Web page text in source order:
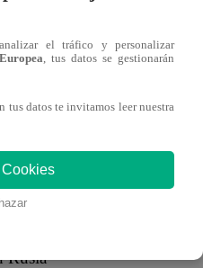
que otorga el programa,
quien luego de
la compañía de los
la ruleta de ‘El último
2018 revisando el video.
Rusia
el tráfico y personalizar
, tus datos se gestionarán
tus datos te invitamos leer nuestra